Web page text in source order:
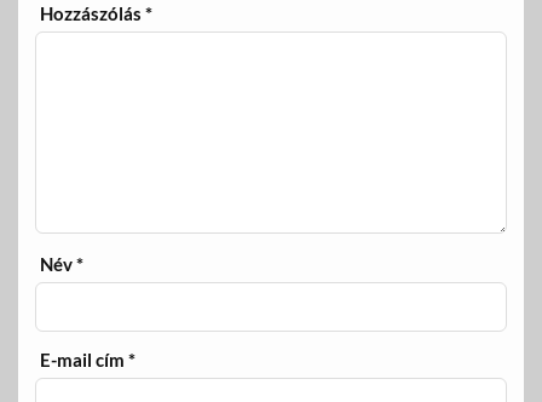
Hozzászólás*
Név*
E-mail cím*